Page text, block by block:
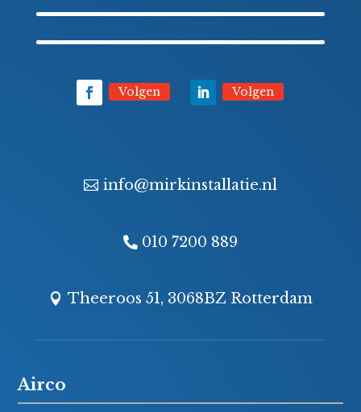
Volgen Volgen
info@mirkinstallatie.nl
010 7200 889
Theeroos 51, 3068BZ Rotterdam
Airco